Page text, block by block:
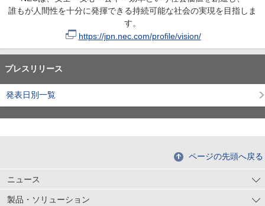
誰もが人間性を十分に発揮できる持続可能な社会の実現を目指しま
す。
https://jpn.nec.com/profile/vision/
プレスリリース
発表日別一覧
ページの先頭へ戻る
ニュース
製品・ソリューション